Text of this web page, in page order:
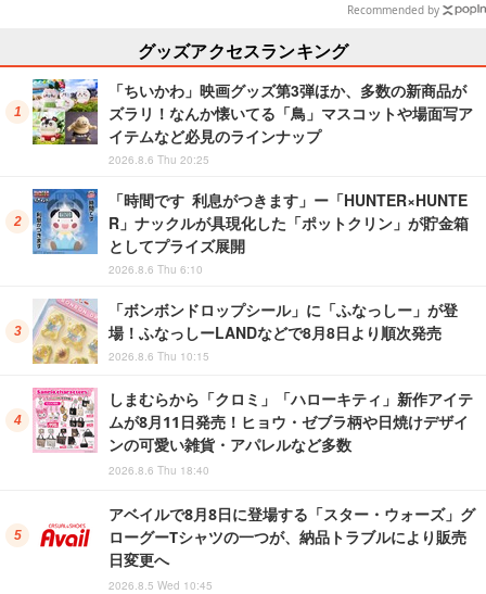
Recommended by
グッズアクセスランキング
「ちいかわ」映画グッズ第3弾ほか、多数の新商品が
ズラリ！なんか懐いてる「鳥」マスコットや場面写ア
イテムなど必見のラインナップ
2026.8.6 Thu 20:25
「時間です 利息がつきます」ー「HUNTER×HUNTE
R」ナックルが具現化した「ポットクリン」が貯金箱
としてプライズ展開
2026.8.6 Thu 6:10
「ボンボンドロップシール」に「ふなっしー」が登
場！ふなっしーLANDなどで8月8日より順次発売
2026.8.6 Thu 10:15
しまむらから「クロミ」「ハローキティ」新作アイテ
ムが8月11日発売！ヒョウ・ゼブラ柄や日焼けデザイ
ンの可愛い雑貨・アパレルなど多数
2026.8.6 Thu 18:40
アベイルで8月8日に登場する「スター・ウォーズ」グ
ローグーTシャツの一つが、納品トラブルにより販売
日変更へ
2026.8.5 Wed 10:45